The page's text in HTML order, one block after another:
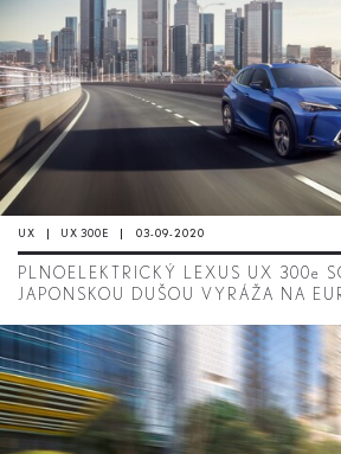
UX UX 300E 03-09-2020
PLNOELEKTRICKÝ LEXUS UX 300e
JAPONSKOU DUŠOU VYRÁŽA NA